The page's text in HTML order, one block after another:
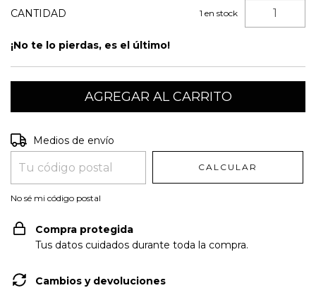
CANTIDAD 1 en stock
¡No te lo pierdas, es el último!
Entregas para el CP:
Medios de envío
CALCULAR
No sé mi código postal
Compra protegida
Tus datos cuidados durante toda la compra.
Cambios y devoluciones